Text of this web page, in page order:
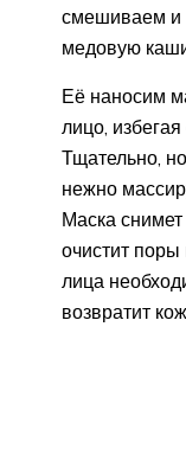
смешиваем и
медовую
Её наносим
лицо,
Тщательно,
нежно
Маска
очистит
лица
возвратит